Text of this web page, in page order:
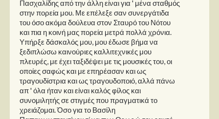
Πασχαλίδης από την άλλη είναι για ' μένα σταθμός
στην πορεία μου. Με επέλεξε σαν συνεργάτιδα
του όσο ακόμα δούλευα στον Σταυρό του Νότου
και πια η κοινή μας πορεία μετρά πολλά χρόνια.
Υπήρξε δάσκαλός μου, μου έδωσε βήμα να
ξεδιπλώσω καινούριες καλλιτεχνικές μου
πλευρές, με έχει ταξιδέψει με τις μουσικές του, οι
οποίες σαφώς και με επηρέασαν και ως
τραγουδίστρια και ως τραγουδοποιό, αλλά πάνω
απ ' όλα ήταν και είναι καλός φίλος και
συνομιλητής σε στιγμές που πραγματικά το
χρειάζομαι. Όσο για το Βασίλη